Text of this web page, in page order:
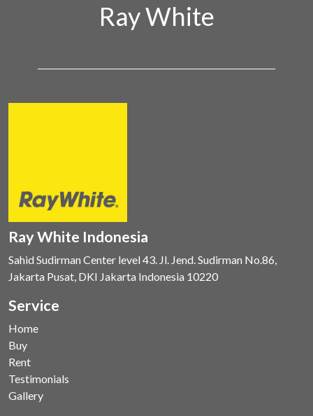
Ray White
Ray White Indonesia
Sahid Sudirman Center level 43. Jl. Jend. Sudirman No.86,
Jakarta Pusat, DKI Jakarta Indonesia 10220
Service
Home
Buy
Rent
Testimonials
Gallery